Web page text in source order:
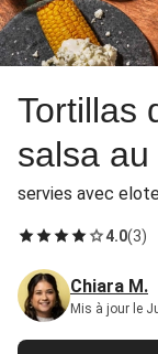
Tortillas
salsa
servies avec
4.0(3)
Chiara M.
Mis à jour le